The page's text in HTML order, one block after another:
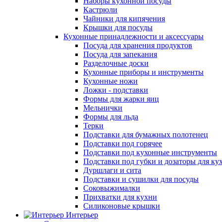
Кастрюли
Чайники для кипячения
Крышки для посуды
Кухонные принадлежности и аксессуары
Посуда для хранения продуктов
Посуда для запекания
Разделочные доски
Кухонные приборы и инструменты
Кухонные ножи
Ложки - подставки
Формы для жарки яиц
Мельнички
Формы для льда
Терки
Подставки для бумажных полотенец
Подставки под горячее
Подставки под кухонные инструменты
Подставки под губки и дозаторы для
Дуршлаги и сита
Подставки и сушилки для посуды
Соковыжималки
Прихватки для кухни
Силиконовые крышки
Интерьер